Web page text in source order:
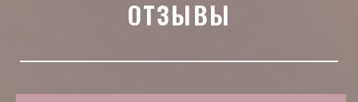
ОТЗЫВЫ